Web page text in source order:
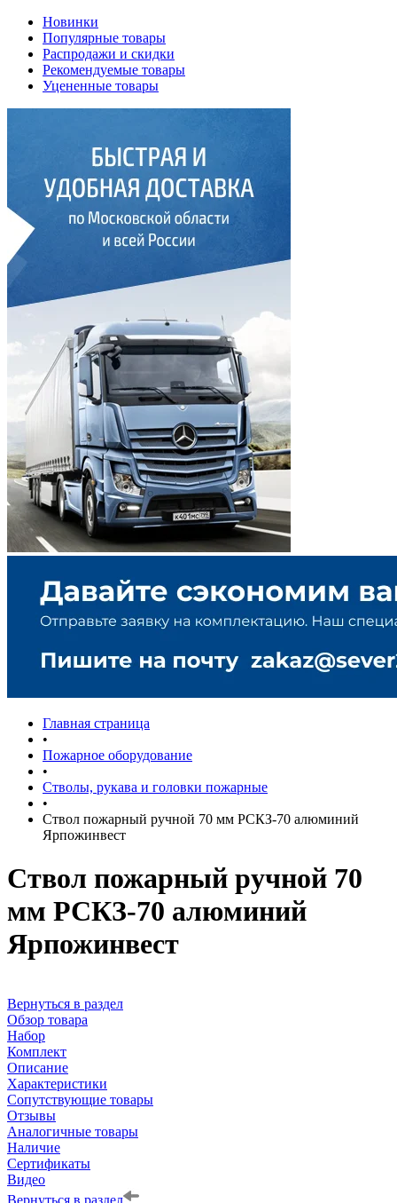
Новинки
Популярные товары
Распродажи и скидки
Рекомендуемые товары
Уцененные товары
Главная страница
•
Пожарное оборудование
•
Стволы, рукава и головки пожарные
•
Ствол пожарный ручной 70 мм РСКЗ-70 алюминий
Ярпожинвест
Ствол пожарный ручной 70
мм РСКЗ-70 алюминий
Ярпожинвест
Вернуться в раздел
Обзор товара
Набор
Комплект
Описание
Характеристики
Сопутствующие товары
Отзывы
Аналогичные товары
Наличие
Сертификаты
Видео
Вернуться в раздел